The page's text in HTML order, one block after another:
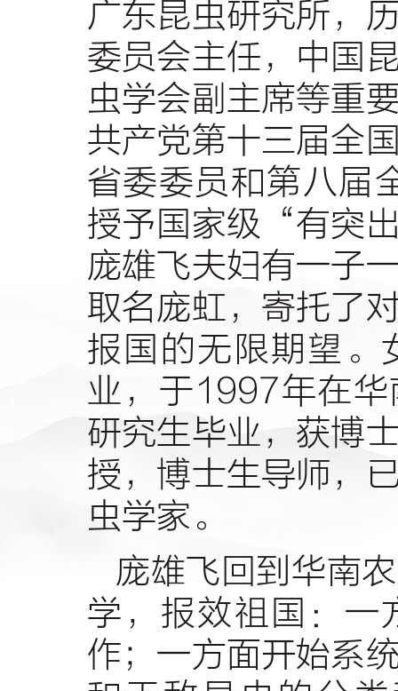
广东昆虫研究所，
委员会主任，中国
虫学会副主席等重
共产党第十三届全
省委委员和第八届
授予国家级 “有突
庞雄飞夫妇有一子
取名庞虹，寄托了
报国的无限期望。
业，于1997年在
研究生毕业，获博
授，博士生导师，
虫学家。
庞雄飞回到华南
学，报效祖国：一
作；一方面开始系